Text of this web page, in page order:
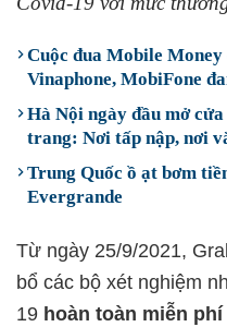
Cuộc đua Mobile
Vinaphone, MobiFone
Hà Nội ngày đầu mở
trang: Nơi tấp nập, nơi
Trung Quốc ồ ạt bơm
Evergrande
Từ ngày 25/9/2021,
bổ các bộ xét nghiệm
19 hoàn toàn miễn phí